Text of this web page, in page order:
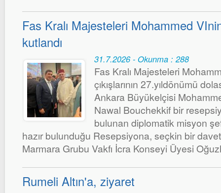
Fas Kralı Majesteleri Mohammed
kutlandı
31.7.2026 - Okunma : 288
Fas Kralı Majesteleri
çıkışlarının 27.yıldönümü
Ankara Büyükelçisi
Nawal Bouchekkif bir
bulunan diplomatik misyon
hazır bulunduğu Resepsiyona, seçkin bir
Marmara Grubu Vakfı İcra Konseyi Üyesi
Rumeli Altın'a, ziyaret